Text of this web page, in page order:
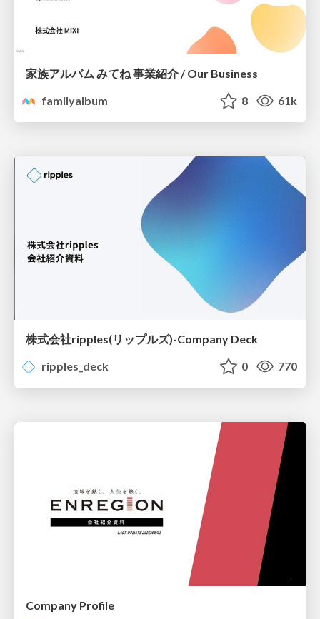
家族アルバム みてね 事業紹介 / Our Business
familyalbum
8 61k
株式会社ripples(リップルズ)-Company Deck
ripples_deck
0 770
Company Profile